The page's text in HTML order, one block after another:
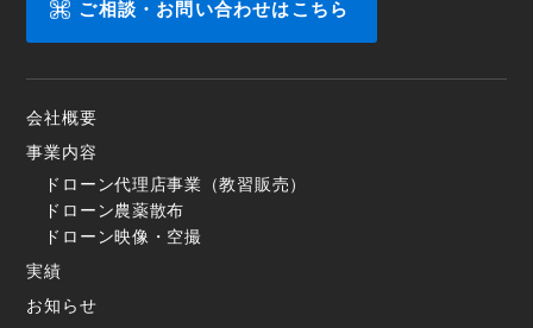
ご相談・お問い合わせはこちら
会社概要
事業内容
ドローン代理店事業（教習販売）
ドローン農薬散布
ドローン映像・空撮
実績
お知らせ